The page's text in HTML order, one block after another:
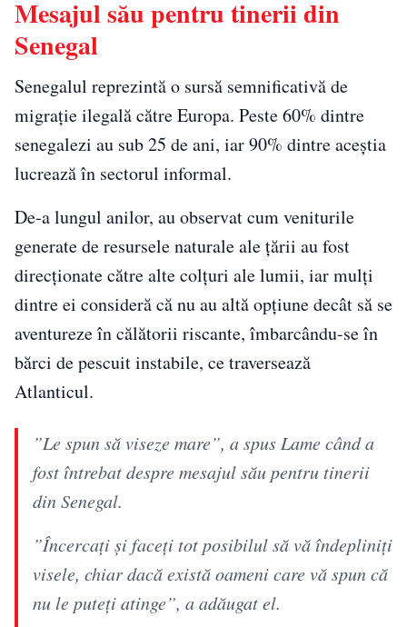
Mesajul său pentru tinerii din
Senegal
Senegalul reprezintă o sursă semnificativă de
migrație ilegală către Europa. Peste 60% dintre
senegalezi au sub 25 de ani, iar 90% dintre aceștia
lucrează în sectorul informal.
De-a lungul anilor, au observat cum veniturile
generate de resursele naturale ale țării au fost
direcționate către alte colțuri ale lumii, iar mulți
dintre ei consideră că nu au altă opțiune decât să se
aventureze în călătorii riscante, îmbarcându-se în
bărci de pescuit instabile, ce traversează
Atlanticul.
”Le spun să viseze mare”, a spus Lame când a
fost întrebat despre mesajul său pentru tinerii
din Senegal.
”Încercaţi şi faceţi tot posibilul să vă îndepliniţi
visele, chiar dacă există oameni care vă spun că
nu le puteţi atinge”, a adăugat el.